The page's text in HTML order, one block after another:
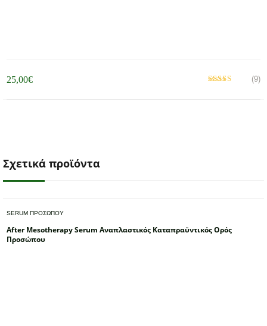
25,00€ (9)
Σχετικά προϊόντα
SERUM ΠΡΟΣΩΠΟΥ
After Mesotherapy Serum Αναπλαστικός Καταπραϋντικός Ορός
Προσώπου